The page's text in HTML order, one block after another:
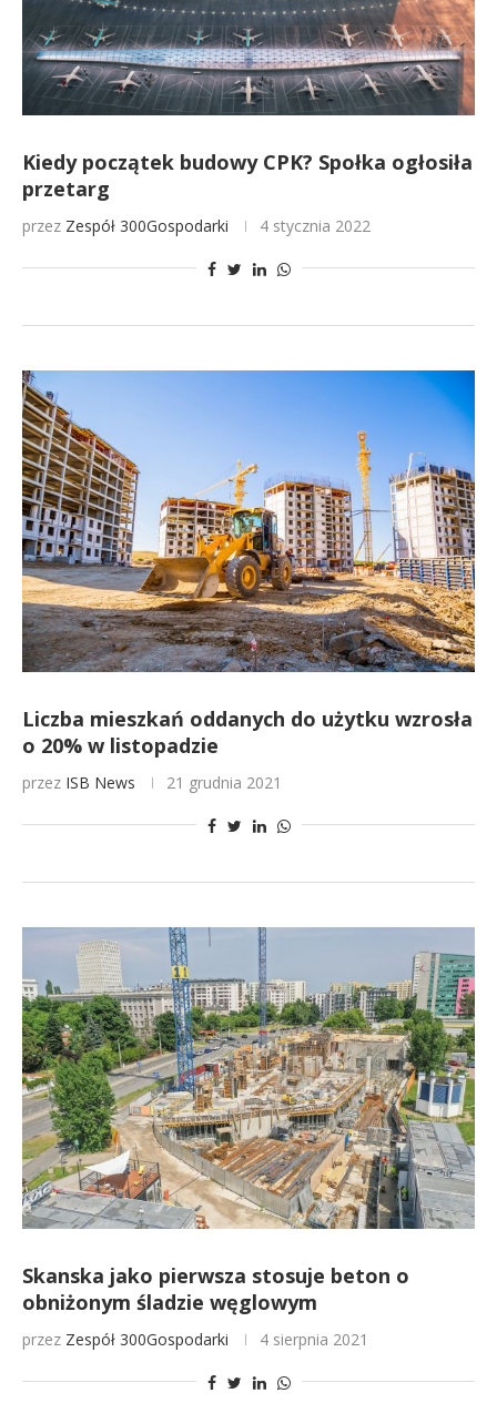
Kiedy początek budowy CPK? Społka ogłosiła
przetarg
przez Zespół 300Gospodarki 4 stycznia 2022
Liczba mieszkań oddanych do użytku wzrosła
o 20% w listopadzie
przez ISB News 21 grudnia 2021
Skanska jako pierwsza stosuje beton o
obniżonym śladzie węglowym
przez Zespół 300Gospodarki 4 sierpnia 2021